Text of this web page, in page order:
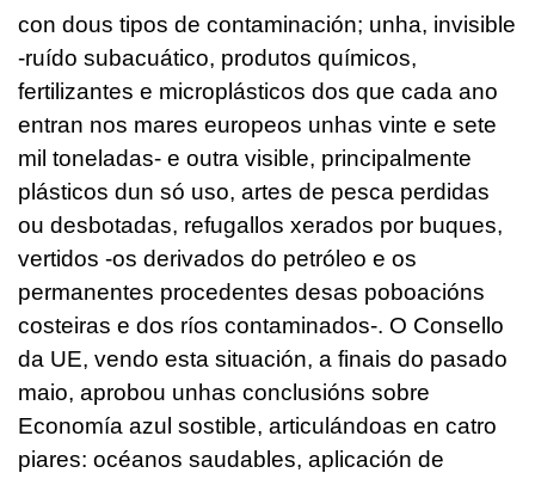
con dous tipos de contaminación; unha, invisible
-ruído subacuático, produtos químicos,
fertilizantes e microplásticos dos que cada ano
entran nos mares europeos unhas vinte e sete
mil toneladas- e outra visible, principalmente
plásticos dun só uso, artes de pesca perdidas
ou desbotadas, refugallos xerados por buques,
vertidos -os derivados do petróleo e os
permanentes procedentes desas poboacións
costeiras e dos ríos contaminados-. O Consello
da UE, vendo esta situación, a finais do pasado
maio, aprobou unhas conclusións sobre
Economía azul sostible, articulándoas en catro
piares: océanos saudables, aplicación de